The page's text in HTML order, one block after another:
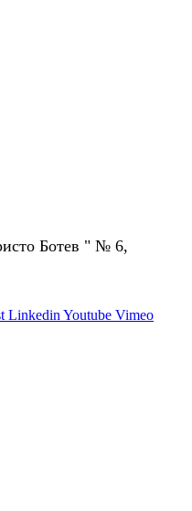
Ботев " № 6,
Linkedin Youtube Vimeo